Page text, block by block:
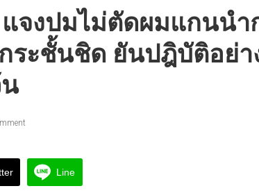
จงปมไม่ตัดผมแกนนำ
ระชั้นชิด ยันปฎิบัติอย่า
Line